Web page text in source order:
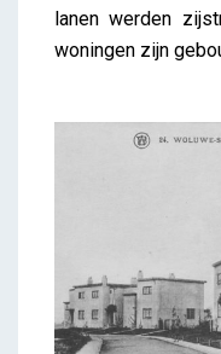
lanen werden
woningen zijn